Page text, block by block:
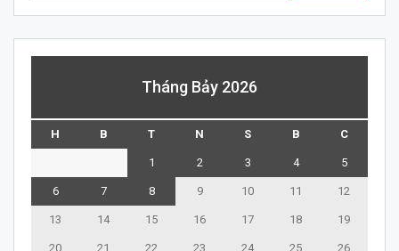
Tháng Bảy 2026
H B T N S B C
1 2 3 4 5
6 7 8 9 10 11 12
13 14 15 16 17 18 19
20 21 22 23 24 25 26